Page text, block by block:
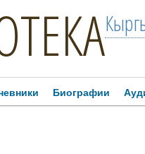
Биографии